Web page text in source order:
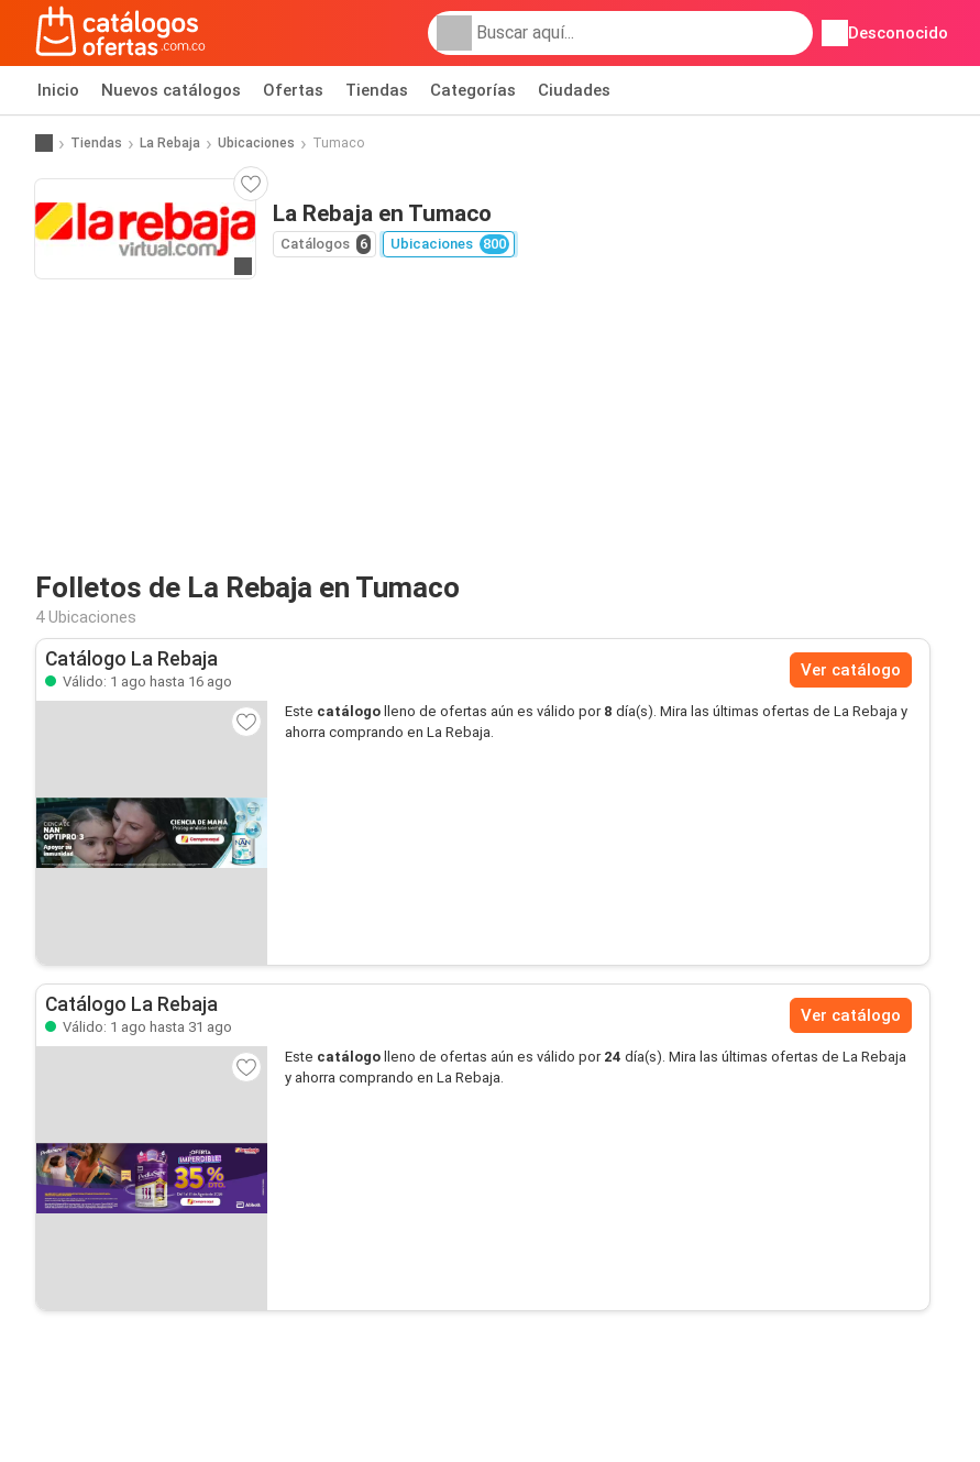
Desconocido
Inicio Nuevos catálogos Ofertas Tiendas Categorías Ciudades
Tiendas La Rebaja Ubicaciones Tumaco
La Rebaja en Tumaco
Catálogos 6 Ubicaciones 800
Folletos de La Rebaja en Tumaco
4 Ubicaciones
Catálogo La Rebaja
Válido: 1 ago hasta 16 ago
Ver catálogo
Este catálogo lleno de ofertas aún es válido por 8 día(s). Mira las últimas ofertas de La Rebaja y
ahorra comprando en La Rebaja.
Catálogo La Rebaja
Válido: 1 ago hasta 31 ago
Ver catálogo
Este catálogo lleno de ofertas aún es válido por 24 día(s). Mira las últimas ofertas de La Rebaja
y ahorra comprando en La Rebaja.